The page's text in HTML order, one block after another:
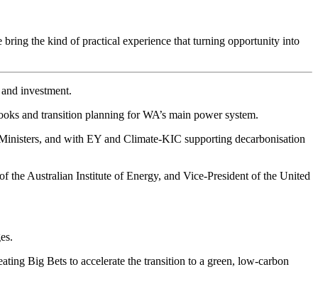
the kind of practical experience that turning opportunity into
and with EY and Climate-KIC supporting decarbonisation
the Australian Institute of Energy, and Vice-President of the United
Big Bets to accelerate the transition to a green, low-carbon